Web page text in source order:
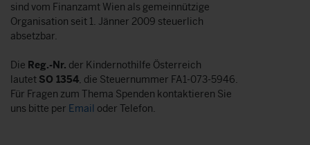
sind vom Finanzamt Wien als gemeinnützige
Organisation seit 1. Jänner 2009 steuerlich
absetzbar.
Die Reg.-Nr. der Kindernothilfe Österreich
lautet SO 1354, die Steuernummer FA1-073-5946.
Für Fragen zum Thema Spenden kontaktieren Sie
uns bitte per Email oder Telefon.